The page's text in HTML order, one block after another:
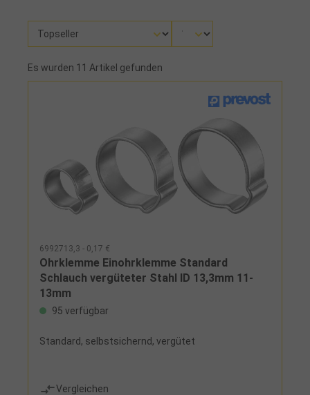
Es wurden 11 Artikel gefunden
6992713,3 - 0,17 €
Ohrklemme Einohrklemme Standard
Schlauch vergüteter Stahl ID 13,3mm 11-
13mm
95 verfügbar
Standard, selbstsichernd, vergütet
Vergleichen